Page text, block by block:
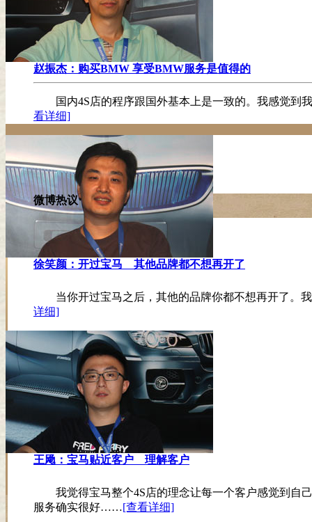
赵振杰：购买BMW 享受BMW服务是值得的
国内4S店的程序跟国外基本上是一致的。我感觉到
看详细]
徐笑颜：开过宝马 其他品牌都不想再开了
当你开过宝马之后，其他的品牌你都不想再开了。
详细]
王飏：宝马贴近客户 理解客户
我觉得宝马整个4S店的理念让每一个客户感觉到自
服务确实很好……[查看详细]
微博热议